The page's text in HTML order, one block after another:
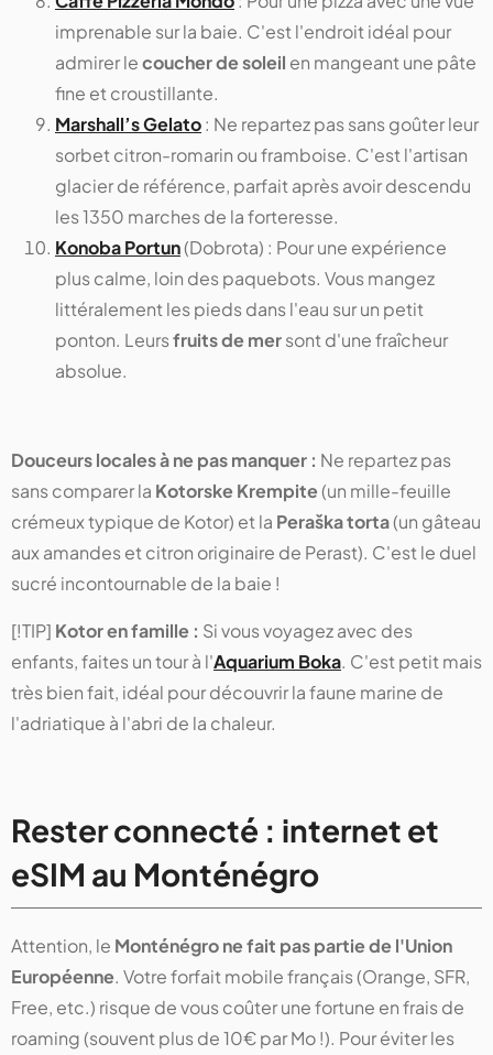
imprenable sur la baie. C'est l'endroit idéal pour
admirer lecoucher de soleil en mangeant une pâte
fine et croustillante.
Marshall’s Gelato: Ne repartez pas sans goûter leur
sorbet citron-romarin ou framboise. C'est l'artisan
glacier de référence, parfait après avoir descendu
les 1350 marches de la forteresse.
Konoba Portun(Dobrota) : Pour une expérience
plus calme, loin des paquebots. Vous mangez
littéralement les pieds dans l'eau sur un petit
ponton. Leursfruits de mersont d'une fraîcheur
absolue.
Douceurs locales à ne pas manquer : Ne repartez pas
sans comparer la Kotorske Krempite(un mille-feuille
crémeux typique de Kotor) et la Peraška torta(un gâteau
aux amandes et citron originaire de Perast). C'est le duel
sucré incontournable de la baie !
[!TIP] Kotor en famille : Si vous voyagez avec des
enfants, faites un tour à l'Aquarium Boka. C'est petit mais
très bien fait, idéal pour découvrir la faune marine de
l'adriatique à l'abri de la chaleur.
Rester connecté : internet et
eSIM au Monténégro
Attention, le Monténégro ne fait pas partie de l'Union
Européenne. Votre forfait mobile français (Orange, SFR,
Free, etc.) risque de vous coûter une fortune en frais de
roaming (souvent plus de 10€ par Mo !). Pour éviter les